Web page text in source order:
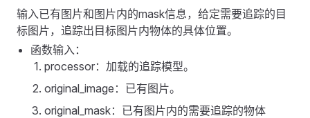
输入已有图片和图片内的mask信息，给定需要追踪的目
标图片，追踪出目标图片内物体的具体位置。
函数输入：
processor：加载的追踪模型。
original_image：已有图片。
original_mask：已有图片内的需要追踪的物体